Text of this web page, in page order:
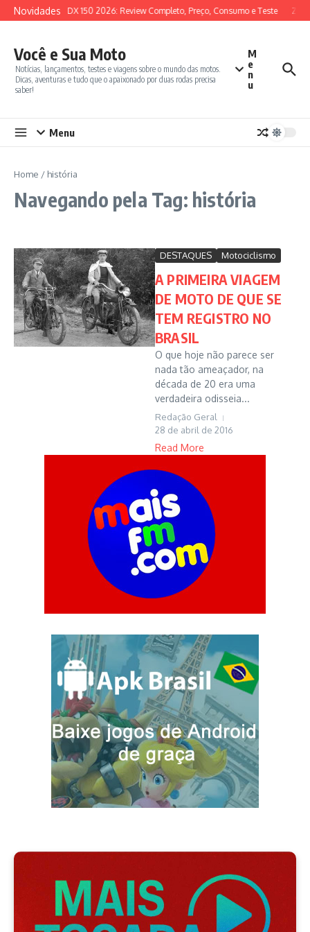
Ir para o conteúdo
NovidadesSYM ADX 150 2026: Review Completo, Preço, Consumo e Teste
Você e Sua Moto
Notícias, lançamentos, testes e viagens sobre o mundo das motos.
Dicas, aventuras e tudo que o apaixonado por duas rodas precisa
saber!
M
e
n
u
Menu
Home / história
Navegando pela Tag: história
DESTAQUES Motociclismo
A PRIMEIRA VIAGEM
DE MOTO DE QUE SE
TEM REGISTRO NO
BRASIL
O que hoje não parece ser
nada tão ameaçador, na
década de 20 era uma
verdadeira odisseia...
Redação Geral
28 de abril de 2016
Read More